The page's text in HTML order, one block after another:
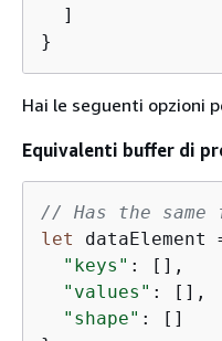
  ]
}
Hai le seguenti opzioni
Equivalenti buffer di
// Has the
let
dataElement
"keys" : [],
"values" : [],
"shape" : []